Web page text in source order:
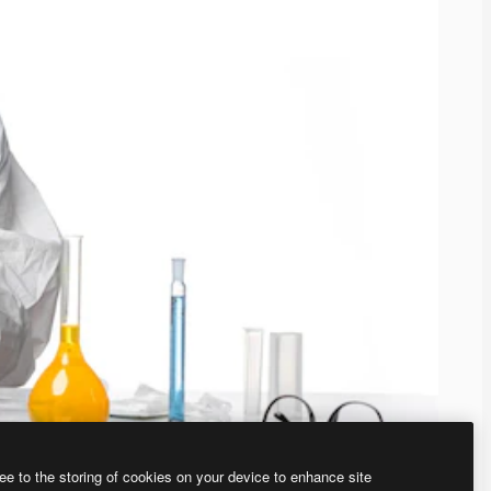
to the storing of cookies on your device to enhance site